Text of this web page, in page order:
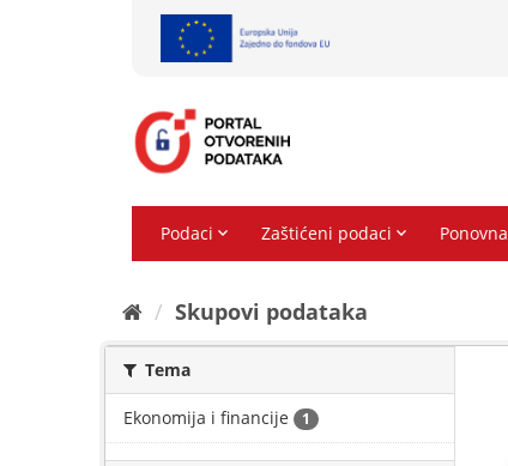
Skupovi podаtаkа
Tema
Ekonomija i financije 1